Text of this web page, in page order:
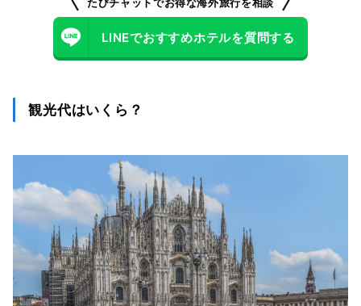
LINEでおすすめホテルを質問する
観光代はいくら？